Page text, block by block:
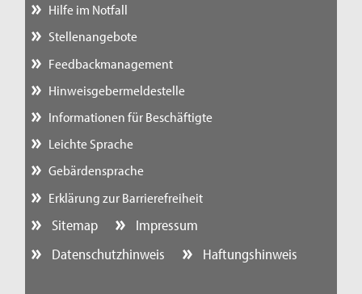
Hilfe im Notfall
Stellenangebote
Feedbackmanagement
Hinweisgebermeldestelle
Informationen für Beschäftigte
Leichte Sprache
Gebärdensprache
Erklärung zur Barrierefreiheit
Sitemap
Impressum
Datenschutzhinweis
Haftungshinweis